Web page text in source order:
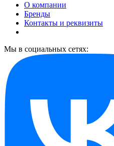
О компании
Бренды
Контакты и реквизиты
Мы в социальных сетях: